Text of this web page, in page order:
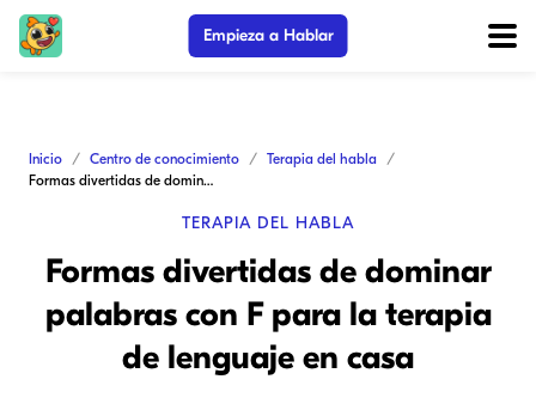
Empieza a Hablar
Inicio Centro de conocimiento
Terapia del habla
Formas divertidas de dominar palabras con F para la terapia de lenguaje en casa
TERAPIA DEL HABLA
Formas divertidas de dominar
palabras con F para la terapia
de lenguaje en casa